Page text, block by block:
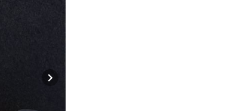
Next slide